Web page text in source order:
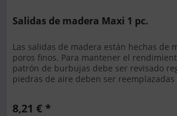
Salidas de madera Maxi 1 pc.
Las salidas de madera están hechas de
poros finos. Para mantener el
patrón de burbujas debe ser revisado
piedras de aire deben ser reemplazadas
8,21 € *